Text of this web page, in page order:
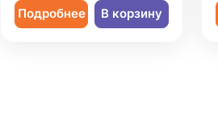
Подробнее В корзину